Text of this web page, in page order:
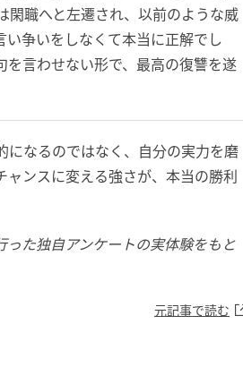
閑職へと左遷され、以前のような威
争いをしなくて本当に正解でし
言わせない形で、最高の復讐を遂
になるのではなく、自分の実力を磨
ャンスに変える強さが、本当の勝利
た独自アンケートの実体験をもと
元記事で読む